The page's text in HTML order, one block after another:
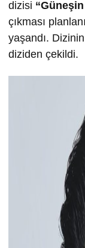
dizisi
çıkması
yaşandı.
diziden çekildi.